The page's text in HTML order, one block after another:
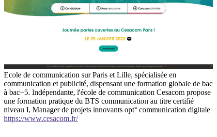
Ecole de communication sur Paris et Lille, spécialisée en
communication et publicité, dispensant une formation globale de bac
à bac+5. Indépendante, l'école de communication Cesacom propose
une formation pratique du BTS communication au titre certifié
niveau I, Manager de projets innovants opt° communication digitale
https://www.cesacom.fr/